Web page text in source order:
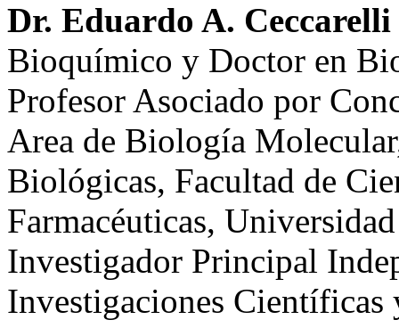
Dr. Eduardo A. Ceccarelli
Bioquímico y Doctor en
Profesor Asociado por
Area de Biología
Biológicas, Facultad de
Farmacéuticas,
Investigador Principal
Investigaciones